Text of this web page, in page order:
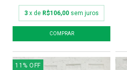
3 x de R$106,00 sem juros
11 % OFF